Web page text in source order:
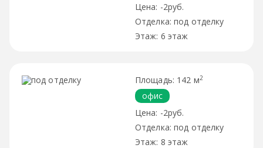
-2руб.
под отделку
6 этаж
142 м2
офис
-2руб.
под отделку
8 этаж